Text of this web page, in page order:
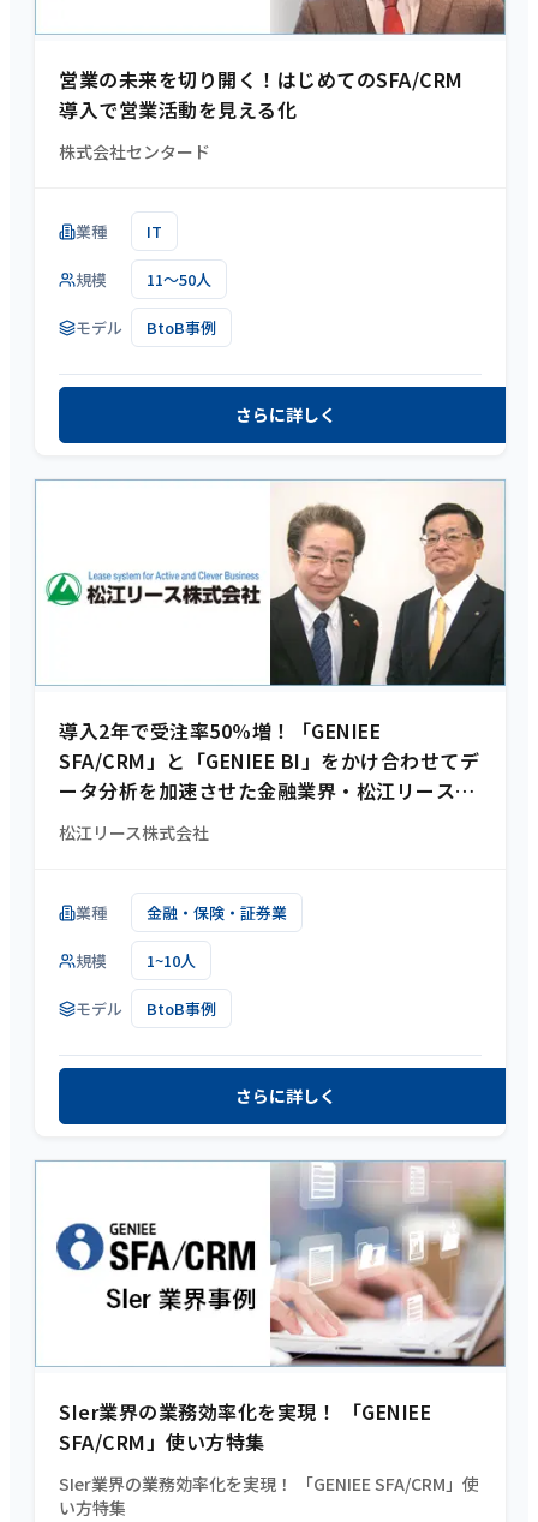
営業の未来を切り開く！はじめてのSFA/CRM
導入で営業活動を見える化
株式会社センタード
業種 IT
規模 11～50人
モデル BtoB事例
さらに詳しく
導入2年で受注率50%増！「GENIEE
SFA/CRM」と「GENIEE BI」をかけ合わせてデ
ータ分析を加速させた金融業界・松江リース様
の事例
松江リース株式会社
業種 金融・保険・証券業
規模 1~10人
モデル BtoB事例
さらに詳しく
SIer業界の業務効率化を実現！ 「GENIEE
SFA/CRM」使い方特集
SIer業界の業務効率化を実現！ 「GENIEE SFA/CRM」使
い方特集